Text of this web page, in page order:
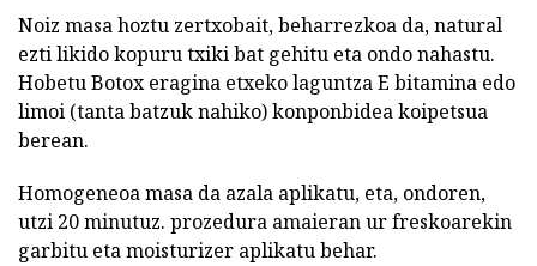
Noiz masa hoztu zertxobait, beharrezkoa da, natural
ezti likido kopuru txiki bat gehitu eta ondo nahastu.
Hobetu Botox eragina etxeko laguntza E bitamina edo
limoi (tanta batzuk nahiko) konponbidea koipetsua
berean.
Homogeneoa masa da azala aplikatu, eta, ondoren,
utzi 20 minutuz. prozedura amaieran ur freskoarekin
garbitu eta moisturizer aplikatu behar.